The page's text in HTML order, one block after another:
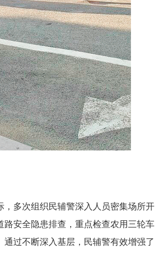
多次组织民辅警深入人员密集场所开
安全隐患排查，重点检查农用三轮车
过不断深入基层，民辅警有效增强了